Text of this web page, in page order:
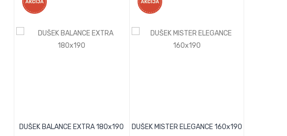
DUŠEK BALANCE EXTRA 180x190 DUŠEK MISTER ELEGANCE 160x190